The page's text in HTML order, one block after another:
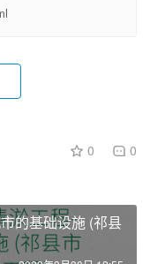
0 0
的基础设施 (祁县